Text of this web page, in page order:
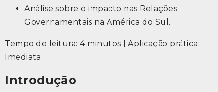
Análise sobre o impacto nas Relações
Governamentais na América do Sul.
Tempo de leitura: 4 minutos | Aplicação prática:
Imediata
Introdução